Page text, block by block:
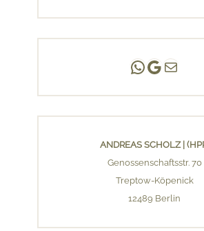
Andreas Scholz | (HPP)
Praxis
E-Mail an mich ...
ANDREAS SCHOLZ |
Genossenschaftsstr. 70
Treptow-Köpenick
12489 Berlin